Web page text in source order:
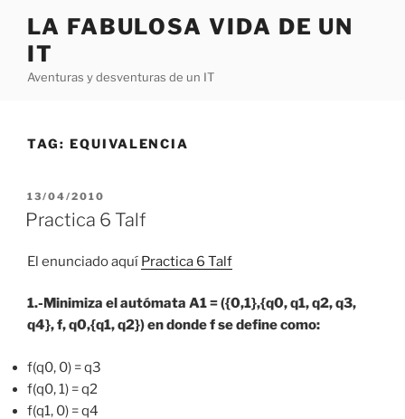
content
LA FABULOSA VIDA DE UN
IT
Aventuras y desventuras de un IT
TAG: EQUIVALENCIA
POSTED
ON
13/04/2010
Practica 6 Talf
El enunciado aquí Practica 6 Talf
1.-Minimiza el autómata A1 = ({0,1},{q0, q1, q2, q3,
q4}, f, q0,{q1, q2}) en donde f se define como:
f(q0, 0) = q3
f(q0, 1) = q2
f(q1, 0) = q4